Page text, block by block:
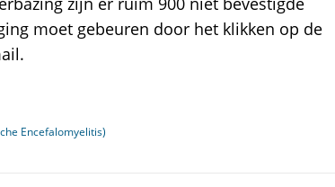
moet gebeuren door het klikken op de
Encefalomyelitis)